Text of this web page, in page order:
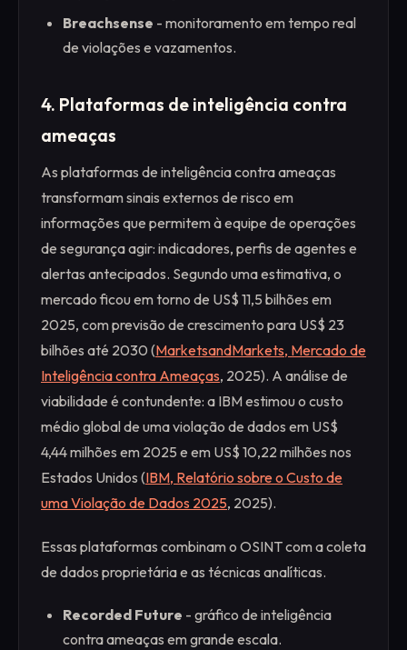
Breachsense - monitoramento em tempo real
de violações e vazamentos.
4. Plataformas de inteligência contra
ameaças
As plataformas de inteligência contra ameaças
transformam sinais externos de risco em
informações que permitem à equipe de operações
de segurança agir: indicadores, perfis de agentes e
alertas antecipados. Segundo uma estimativa, o
mercado ficou em torno de US$ 11,5 bilhões em
2025, com previsão de crescimento para US$ 23
bilhões até 2030 (MarketsandMarkets, Mercado de
Inteligência contra Ameaças, 2025). A análise de
viabilidade é contundente: a IBM estimou o custo
médio global de uma violação de dados em US$
4,44 milhões em 2025 e em US$ 10,22 milhões nos
Estados Unidos (IBM, Relatório sobre o Custo de
uma Violação de Dados 2025, 2025).
Essas plataformas combinam o OSINT com a coleta
de dados proprietária e as técnicas analíticas.
Recorded Future - gráfico de inteligência
contra ameaças em grande escala.